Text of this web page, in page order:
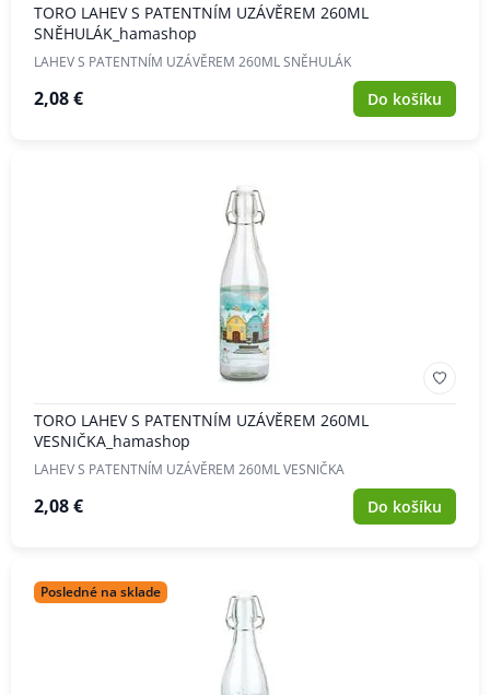
TORO LAHEV S PATENTNÍM UZÁVĚREM 260ML
SNĚHULÁK_hamashop
LAHEV S PATENTNÍM UZÁVĚREM 260ML SNĚHULÁK
2,08 € Do košíku
TORO LAHEV S PATENTNÍM UZÁVĚREM 260ML
VESNIČKA_hamashop
LAHEV S PATENTNÍM UZÁVĚREM 260ML VESNIČKA
2,08 € Do košíku
Posledné na sklade